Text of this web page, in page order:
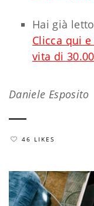
Hai già
Clicca qui
vita di
Daniele Esposito
46 LIKES